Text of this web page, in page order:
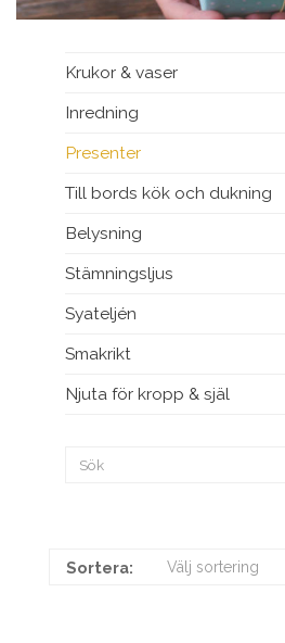
Krukor & vaser
Inredning
Presenter
Till bords kök och dukning
Belysning
Stämningsljus
Syateljén
Smakrikt
Njuta för kropp & själ
Välj sortering
Sortera: